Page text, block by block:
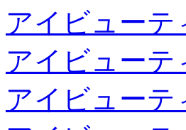
アイビュー
アイビュー
アイビュー